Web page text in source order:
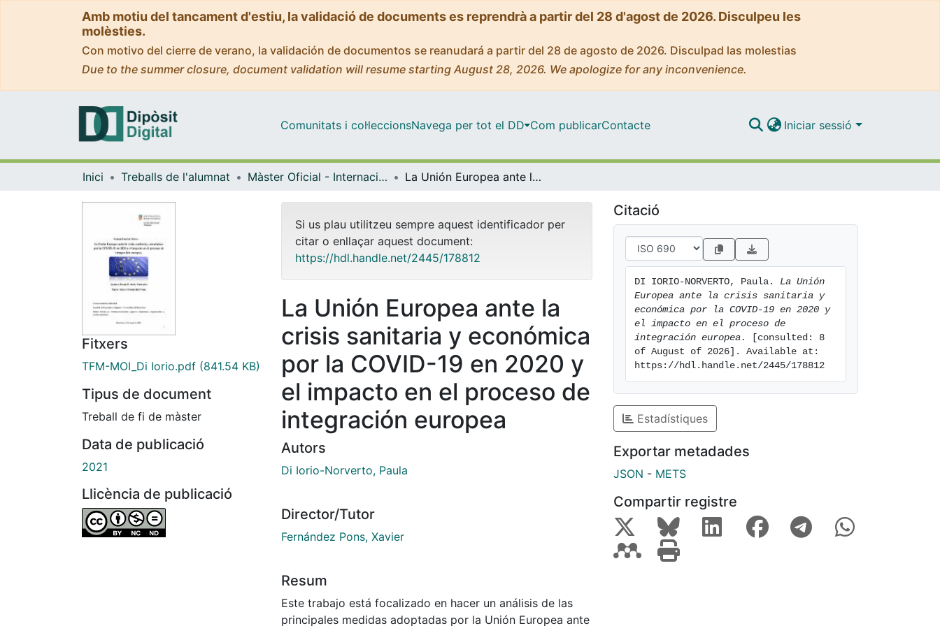
Amb motiu del tancament d'estiu, la validació de documents es reprendrà a partir del 28 d'agost de 2026. Disculpeu les
molèsties.
Con motivo del cierre de verano, la validación de documentos se reanudará a partir del 28 de agosto de 2026. Disculpad las molestias
Due to the summer closure, document validation will resume starting August 28, 2026. We apologize for any inconvenience.
Comunitats i col·leccionsNavega per tot el DD Com publicarContacte Iniciar sessió
Inici Treballs de l'alumnat Màster Oficial - Internacionalització: Aspectes Econòmics, Empresarials i Juridicopolítics La Unión Europea ante la crisis sanitaria y económica por la COVID-19 en 2020 y el impacto en el proceso de integración europea
Fitxers
TFM-MOI_Di Iorio.pdf (841.54 KB)
Tipus de document
Treball de fi de màster
Data de publicació
2021
Llicència de publicació
Si us plau utilitzeu sempre aquest identificador per
citar o enllaçar aquest document:
https://hdl.handle.net/2445/178812
La Unión Europea ante la
crisis sanitaria y económica
por la COVID-19 en 2020 y
el impacto en el proceso de
integración europea
Autors
Di Iorio-Norverto, Paula
Director/Tutor
Fernández Pons, Xavier
Resum
Este trabajo está focalizado en hacer un análisis de las
principales medidas adoptadas por la Unión Europea ante
Citació
DI IORIO-NORVERTO, Paula. La Unión
Europea ante la crisis sanitaria y
económica por la COVID-19 en 2020 y
el impacto en el proceso de
integración europea.
[consulted: 8
of August of 2026]. Available at:
https://hdl.handle.net/2445/178812
Estadístiques
Exportar metadades
JSON - METS
Compartir registre